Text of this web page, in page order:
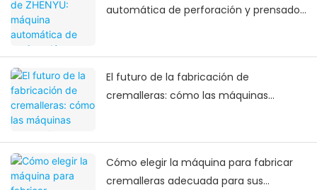
automática de perforación y prensado
El futuro de la fabricación de
cremalleras: cómo las máquinas
Cómo elegir la máquina para fabricar
cremalleras adecuada para sus